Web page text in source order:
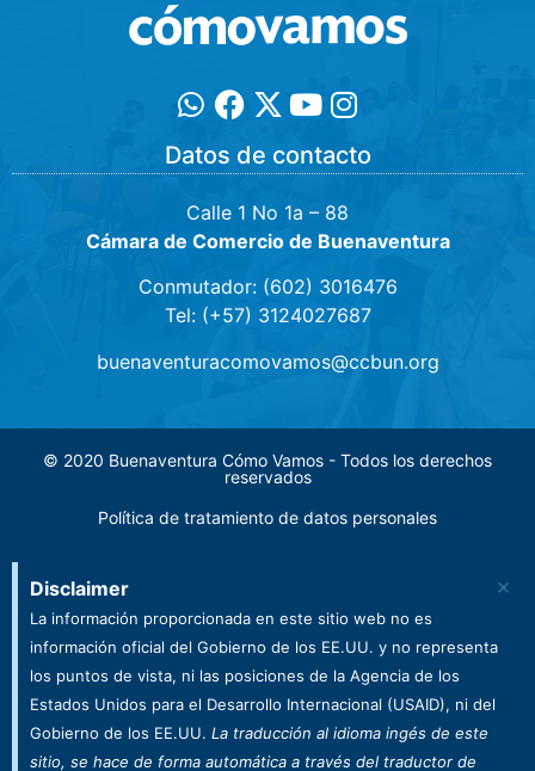
Datos de contacto
Calle 1 No 1a – 88
Cámara de Comercio de Buenaventura
Conmutador: (602) 3016476
Tel: (+57) 3124027687
buenaventuracomovamos@ccbun.org
© 2020 Buenaventura Cómo Vamos - Todos los derechos
reservados
Política de tratamiento de datos personales
Disclaimer
La información proporcionada en este sitio web no es
información oficial del Gobierno de los EE.UU. y no representa
los puntos de vista, ni las posiciones de la Agencia de los
Estados Unidos para el Desarrollo Internacional (USAID), ni del
Gobierno de los EE.UU. La traducción al idioma ingés de este
sitio, se hace de forma automática a través del traductor de
×